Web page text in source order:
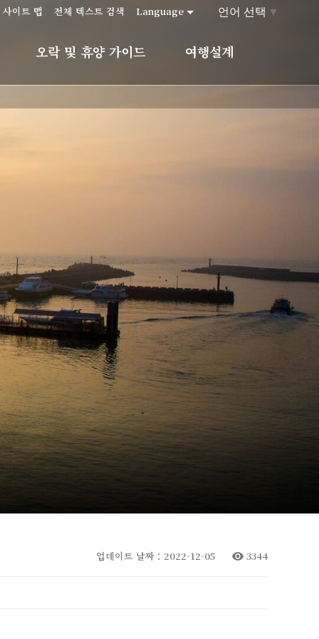
사이트 맵 전체 텍스트 검색 Language 언어 선택 ▼
오락 및 휴양 가이드 여행설계
업데이트 날짜：2022-12-05 3344